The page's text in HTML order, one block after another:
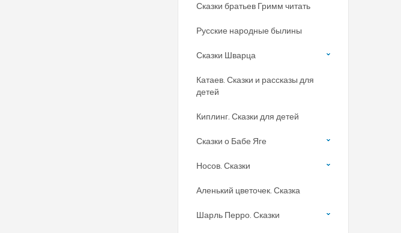
Сказки братьев Гримм читать
Русские народные былины
Сказки Шварца
Катаев. Сказки и рассказы для
детей
Киплинг. Сказки для детей
Сказки о Бабе Яге
Носов. Сказки
Аленький цветочек. Сказка
Шарль Перро. Сказки